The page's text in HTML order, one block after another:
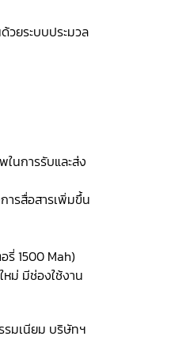
วยระบบประมวล
ในการรับและส่ง
ารสื่อสารเพิ่มขึ้น
รี่ 1500 Mah)
ม่ มีช่องใช้งาน
รมเนียม บริษัทฯ